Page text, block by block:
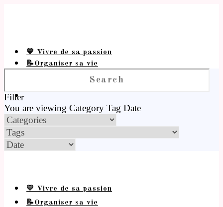
💛 Vivre de sa passion
📝Organiser sa vie
Filter
You are viewing Category Tag Date
💛 Vivre de sa passion
📝Organiser sa vie